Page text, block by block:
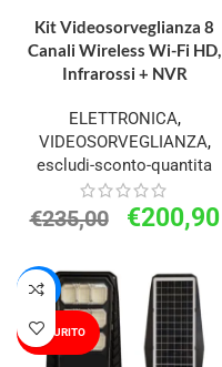
Kit Videosorveglianza 8
Canali Wireless Wi-Fi HD,
Infrarossi + NVR
ELETTRONICA,
VIDEOSORVEGLIANZA,
escludi-sconto-quantita
€235,00 €200,90
-12%
ESAURITO